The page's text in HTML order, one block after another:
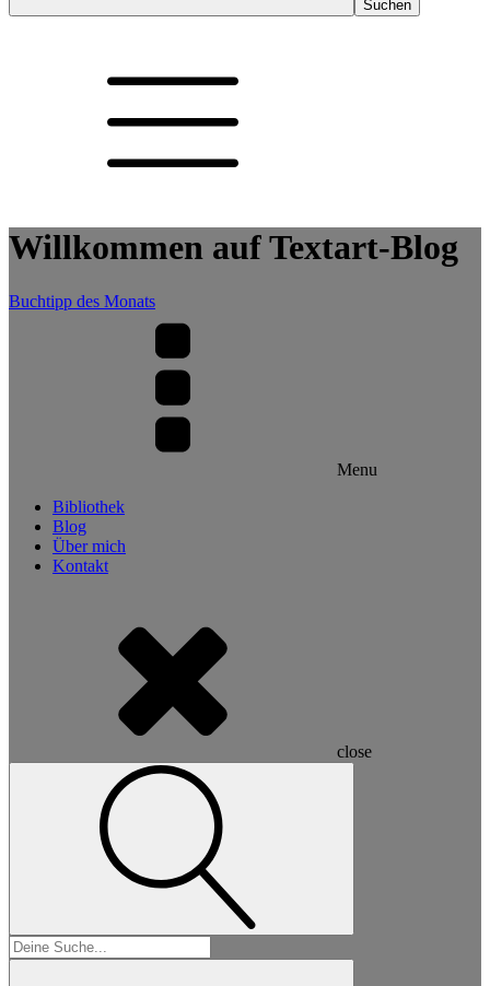
Willkommen auf Textart-Blog
Buchtipp des Monats
Menu
Bibliothek
Blog
Über mich
Kontakt
close
Suchen
nach: